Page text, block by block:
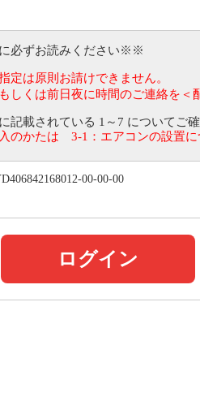
必ずお読みください※※
定は原則お請けできません。
くは前日夜に時間のご連絡を＜
記載されている 1～7 についてご
のかたは 3-1：エアコンの設置
00-00-00
ログイン